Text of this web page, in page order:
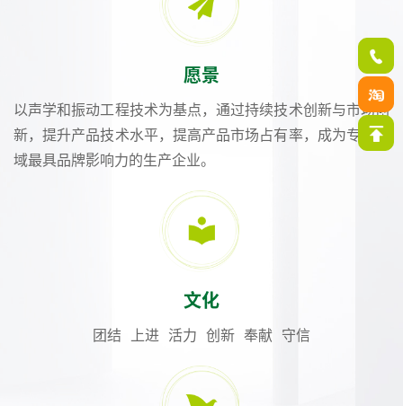
愿景
以声学和振动工程技术为基点，通过持续技术创新与市场创
新，提升产品技术水平，提高产品市场占有率，成为专业领
域最具品牌影响力的生产企业。
文化
团结 上进 活力 创新 奉献 守信